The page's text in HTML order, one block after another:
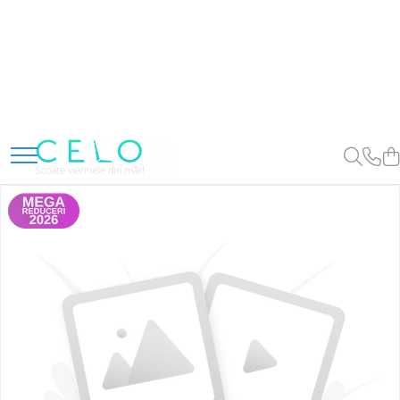
Piese & Accesorii MacBook
MacBook Pro Retina
A1398 (Retina 15” 2012-2015)
A1425 (Retina 13” 2012-2013)
A1707 (Retina 15” 2016-2017)
A1708 (Retina 13” 2016-2017)
A1989 (Retina 13” 2018-2019)
A1990 (Retina 15” 2018-2019)
A2141 (Retina 16” 2019)